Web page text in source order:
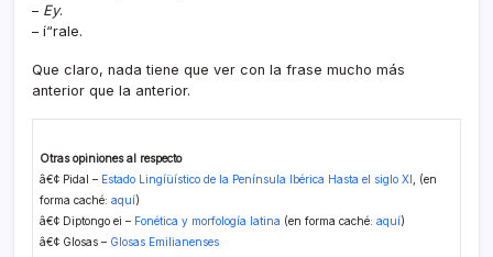
– Ey.
– í“rale.
Que claro, nada tiene que ver con la frase mucho más
anterior que la anterior.
Otras opiniones al respecto
â€¢ Pidal – Estado Lingíüí­stico de la Pení­nsula Ibérica Hasta el siglo XI
, (en
forma caché:aquí­)
â€¢ Diptongo ei – Fonética y morfologí­a latina (en forma caché:aquí­)
â€¢ Glosas – Glosas Emilianenses